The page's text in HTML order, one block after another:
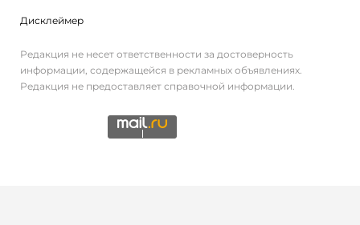
Дисклеймер
Редакция не несет ответственности за достоверность
информации, содержащейся в рекламных объявлениях.
Редакция не предоставляет справочной информации.